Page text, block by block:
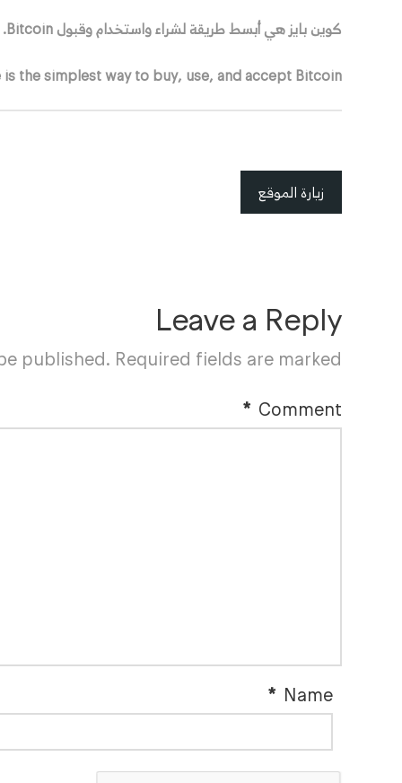
كوين بايز هي أبسط طريقة لشراء واستخدام وقبول Bitcoin.
the simplest way to buy, use, and accept Bitcoin.
زيارة الموقع
Leave a Reply
published. Required fields are marked
Comment
*
Name
*